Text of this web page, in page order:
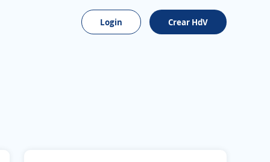
Login Crear HdV